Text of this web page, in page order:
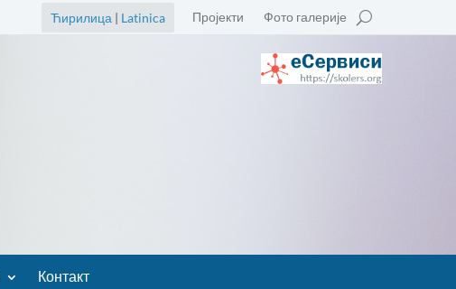
Пројекти Фото галерије
Ћирилица | Latinica
Контакт